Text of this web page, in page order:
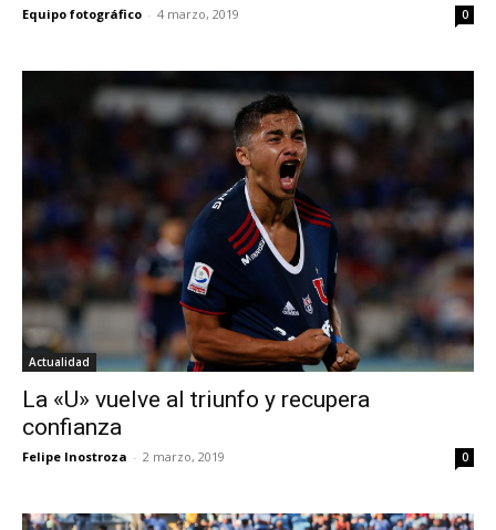
Equipo fotográfico - 4 marzo, 2019 0
Actualidad
La «U» vuelve al triunfo y recupera
confianza
Felipe Inostroza - 2 marzo, 2019 0